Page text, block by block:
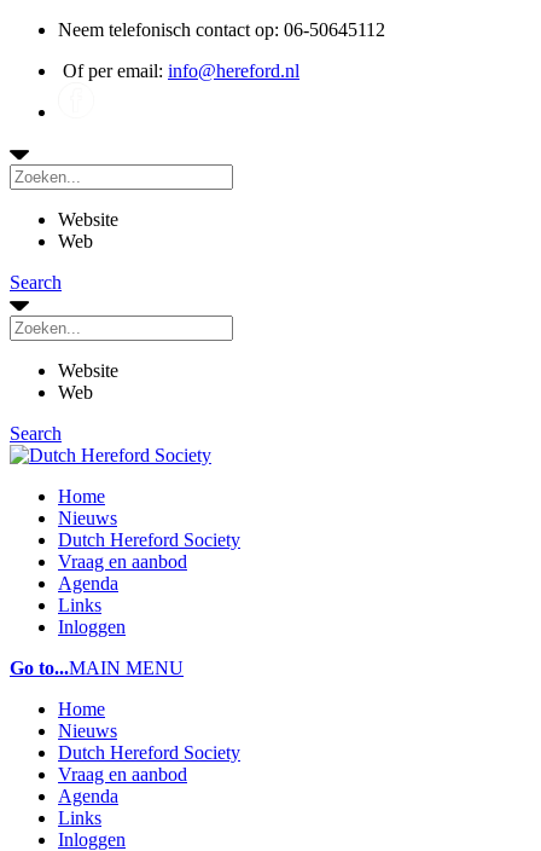
Neem telefonisch contact op: 06-50645112
Of per email: info@hereford.nl
Website
Web
Search
Website
Web
Search
Home
Nieuws
Dutch Hereford Society
Vraag en aanbod
Agenda
Links
Inloggen
Go to...MAIN MENU
Home
Nieuws
Dutch Hereford Society
Vraag en aanbod
Agenda
Links
Inloggen